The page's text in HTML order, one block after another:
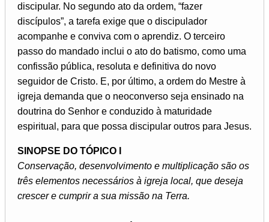
discipular. No segundo ato da ordem, “fazer
discípulos”, a tarefa exige que o discipulador
acompanhe e conviva com o aprendiz. O terceiro
passo do mandado inclui o ato do batismo, como uma
confissão pública, resoluta e definitiva do novo
seguidor de Cristo. E, por último, a ordem do Mestre à
igreja demanda que o neoconverso seja ensinado na
doutrina do Senhor e conduzido à maturidade
espiritual, para que possa discipular outros para Jesus.
SINOPSE DO TÓPICO I
Conservação, desenvolvimento e multiplicação são os
três elementos necessários à igreja local, que deseja
crescer e cumprir a sua missão na Terra.